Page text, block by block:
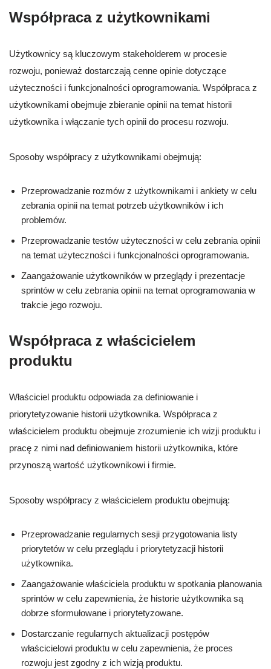
Współpraca z użytkownikami
Użytkownicy są kluczowym stakeholderem w procesie
rozwoju, ponieważ dostarczają cenne opinie dotyczące
użyteczności i funkcjonalności oprogramowania. Współpraca z
użytkownikami obejmuje zbieranie opinii na temat historii
użytkownika i włączanie tych opinii do procesu rozwoju.
Sposoby współpracy z użytkownikami obejmują:
Przeprowadzanie rozmów z użytkownikami i ankiety w celu
zebrania opinii na temat potrzeb użytkowników i ich
problemów.
Przeprowadzanie testów użyteczności w celu zebrania opinii
na temat użyteczności i funkcjonalności oprogramowania.
Zaangażowanie użytkowników w przeglądy i prezentacje
sprintów w celu zebrania opinii na temat oprogramowania w
trakcie jego rozwoju.
Współpraca z właścicielem
produktu
Właściciel produktu odpowiada za definiowanie i
priorytetyzowanie historii użytkownika. Współpraca z
właścicielem produktu obejmuje zrozumienie ich wizji produktu i
pracę z nimi nad definiowaniem historii użytkownika, które
przynoszą wartość użytkownikowi i firmie.
Sposoby współpracy z właścicielem produktu obejmują:
Przeprowadzanie regularnych sesji przygotowania listy
priorytetów w celu przeglądu i priorytetyzacji historii
użytkownika.
Zaangażowanie właściciela produktu w spotkania planowania
sprintów w celu zapewnienia, że historie użytkownika są
dobrze sformułowane i priorytetyzowane.
Dostarczanie regularnych aktualizacji postępów
właścicielowi produktu w celu zapewnienia, że proces
rozwoju jest zgodny z ich wizją produktu.